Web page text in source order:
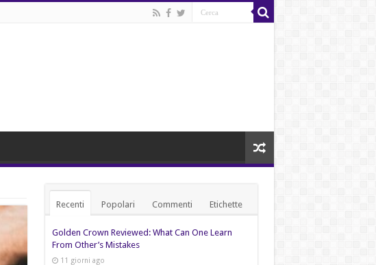
Recenti Popolari Commenti Etichette
Golden Crown Reviewed: What Can One Learn
From Other’s Mistakes
11 giorni ago